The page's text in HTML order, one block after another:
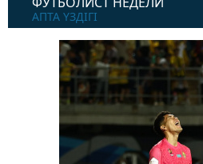
АПТА ҮЗДІГІ